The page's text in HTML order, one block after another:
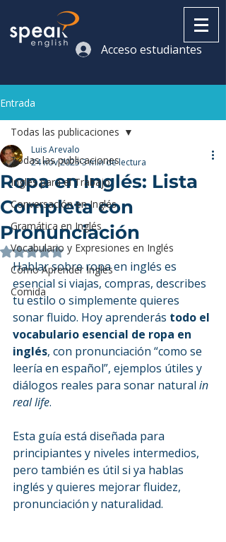
Acceso estudiantes
Entrada
Todas las publicaciones
Inglés para el Trabajo
Conversación en Inglés
Gramática en Inglés
Vocabulario y Expresiones en Inglés
Cómo Aprender Inglés
Comida
Todas las publicaciones
Ropa en Inglés: Lista
Completa con
Pronunciación
Luis Arevalo
24 nov 20253 min de lectura
Obtuvo NaN de 5 estrellas.
Hablar sobre ropa en inglés es
esencial si viajas, compras, describes
tu estilo o simplemente quieres
sonar fluido. Hoy aprenderás todo el
vocabulario esencial de ropa en
inglés, con pronunciación “como se
leería en español”, ejemplos útiles y
diálogos reales para sonar natural in
real life.
Esta guía está diseñada para
principiantes y niveles intermedios,
pero también es útil si ya hablas
inglés y quieres mejorar fluidez,
pronunciación y naturalidad.